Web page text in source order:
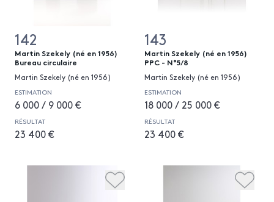
142
Martin Szekely (né en 1956)
Bureau circulaire
Martin Szekely (né en 1956)
ESTIMATION
6 000 / 9 000 €
RÉSULTAT
23 400 €
143
Martin Szekely (né en 1956)
PPC - N°5/8
Martin Szekely (né en 1956)
ESTIMATION
18 000 / 25 000 €
RÉSULTAT
23 400 €